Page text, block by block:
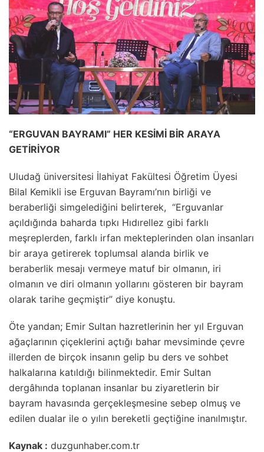
“ERGUVAN BAYRAMI” HER KESİMİ BİR ARAYA
GETİRİYOR
Uludağ üniversitesi İlahiyat Fakültesi Öğretim Üyesi
Bilal Kemikli ise Erguvan Bayramı’nın birliği ve
beraberliği simgelediğini belirterek, “Erguvanlar
açıldığında baharda tıpkı Hıdırellez gibi farklı
meşreplerden, farklı irfan mekteplerinden olan insanları
bir araya getirerek toplumsal alanda birlik ve
beraberlik mesajı vermeye matuf bir olmanın, iri
olmanın ve diri olmanın yollarını gösteren bir bayram
olarak tarihe geçmiştir” diye konuştu.
Öte yandan; Emir Sultan hazretlerinin her yıl Erguvan
ağaçlarının çiçeklerini açtığı bahar mevsiminde çevre
illerden de birçok insanın gelip bu ders ve sohbet
halkalarına katıldığı bilinmektedir. Emir Sultan
dergâhında toplanan insanlar bu ziyaretlerin bir
bayram havasında gerçekleşmesine sebep olmuş ve
edilen dualar ile o yılın bereketli geçtiğine inanılmıştır.
Kaynak : duzgunhaber.com.tr